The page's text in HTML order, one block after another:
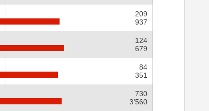
209
937
124
679
84
351
730
3’560